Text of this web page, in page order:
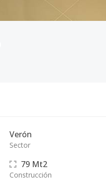
Verón
Sector
79 Mt2
Construcción